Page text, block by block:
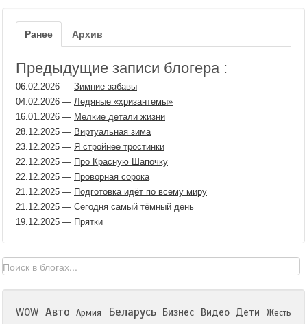
Ранее Архив
Предыдущие записи блогера :
06.02.2026 — Зимние забавы
04.02.2026 — Ледяные «хризантемы»
16.01.2026 — Мелкие детали жизни
28.12.2025 — Виртуальная зима
23.12.2025 — Я стройнее тростинки
22.12.2025 — Про Красную Шапочку
22.12.2025 — Проворная сорока
21.12.2025 — Подготовка идёт по всему миру
21.12.2025 — Сегодня самый тёмный день
19.12.2025 — Прятки
WOW Авто Армия Беларусь Бизнес Видео Дети
Жесть